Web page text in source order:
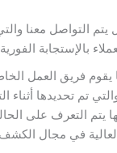
يتم التواصل معنا
بالإستجابة
يقوم فريق العمل
تم تحديدها أثناء
يتم التعرف على
العالية في مجال